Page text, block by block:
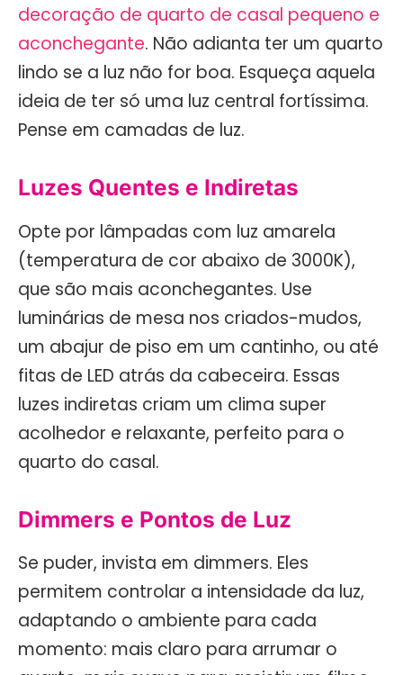
decoração de quarto de casal pequeno e
aconchegante. Não adianta ter um quarto
lindo se a luz não for boa. Esqueça aquela
ideia de ter só uma luz central fortíssima.
Pense em camadas de luz.
Luzes Quentes e Indiretas
Opte por lâmpadas com luz amarela
(temperatura de cor abaixo de 3000K),
que são mais aconchegantes. Use
luminárias de mesa nos criados-mudos,
um abajur de piso em um cantinho, ou até
fitas de LED atrás da cabeceira. Essas
luzes indiretas criam um clima super
acolhedor e relaxante, perfeito para o
quarto do casal.
Dimmers e Pontos de Luz
Se puder, invista em dimmers. Eles
permitem controlar a intensidade da luz,
adaptando o ambiente para cada
momento: mais claro para arrumar o